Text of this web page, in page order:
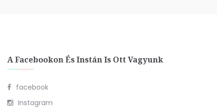
A Facebookon És Instán Is Ott Vagyunk
facebook
Instagram